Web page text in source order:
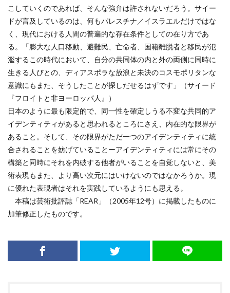
こしていくのであれば、そんな強弁は許されないだろう。サイー
ドが言及しているのは、何もパレスチナ／イスラエルだけではな
く、現代における人間の普遍的な存在条件としての在り方であ
る。「膨大な人口移動、避難民、亡命者、国籍離脱者と移民が氾
濫するこの時代において、自分の共同体の内と外の両側に同時に
生きる人びとの、ディアスポラな放浪と未決のコスモポリタンな
意識にもまた、そうしたことが探しだせるはずです」（サイード
『フロイトと非ヨーロッパ人』）
日本のように最も限定的で、同一性を確定しうる不変な共同的ア
イデンティティがあると思われるところにさえ、内在的な限界が
あること。そして、その限界がただ一つのアイデンティティに統
合されることを妨げていることーアイデンティティには常にその
構築と同時にそれを内破する他者がいることを自覚しないと、美
術表現もまた、より高い次元にはいけないのではなかろうか。現
に優れた表現者はそれを実践しているようにも思える。
本稿は芸術批評誌「REAR」（2005年12号）に掲載したものに
加筆修正したものです。